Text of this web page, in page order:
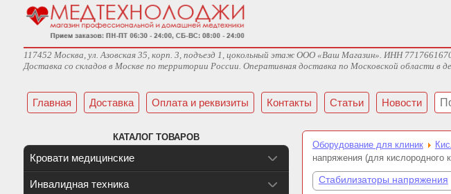
117452 Москва, ул. Азовская 35, корп. 3, подъезд 1, цокольный этаж ООО «Ваш Магазин». ИНН
Доставка со складов в Москве по территории России. Оперативная доставка по Московской области в
Главная Доставка Оплата и реквизиты Контакты Статьи Новости
Оборудование для клиник
напряжения (для кислородного
Стабилизаторы напряжения
КАТАЛОГ ТОВАРОВ
Кровати медицинские
Инвалидная техника